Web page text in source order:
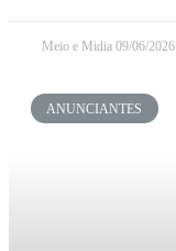
Meio e Midia 09/06/2026
ANUNCIANTES